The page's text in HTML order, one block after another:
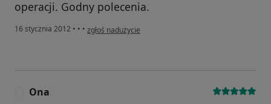
operacji. Godny polecenia.
16 stycznia 2012 • • • w opinii użytkownika Konto zostało usunięte
zgłoś nadużycie
Ona